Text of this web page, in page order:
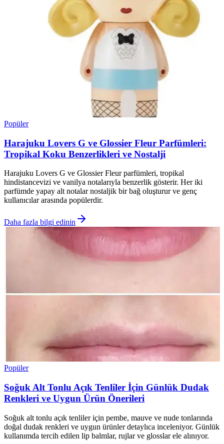
Popüler
Harajuku Lovers G ve Glossier Fleur Parfümleri:
Tropikal Koku Benzerlikleri ve Nostalji
Harajuku Lovers G ve Glossier Fleur parfümleri, tropikal
hindistancevizi ve vanilya notalarıyla benzerlik gösterir. Her iki
parfümde yapay alt notalar nostaljik bir bağ oluşturur ve genç
kullanıcılar arasında popülerdir.
Daha fazla bilgi edinin
Popüler
Soğuk Alt Tonlu Açık Tenliler İçin Günlük Dudak
Renkleri ve Uygun Ürün Önerileri
Soğuk alt tonlu açık tenliler için pembe, mauve ve nude tonlarında
doğal dudak renkleri ve uygun ürünler detaylıca inceleniyor. Günlük
kullanımda tercih edilen lip balmlar, rujlar ve glosslar ele alınıyor.